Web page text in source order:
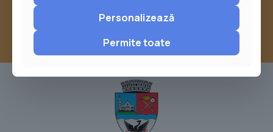
Personalizează
Permite toate